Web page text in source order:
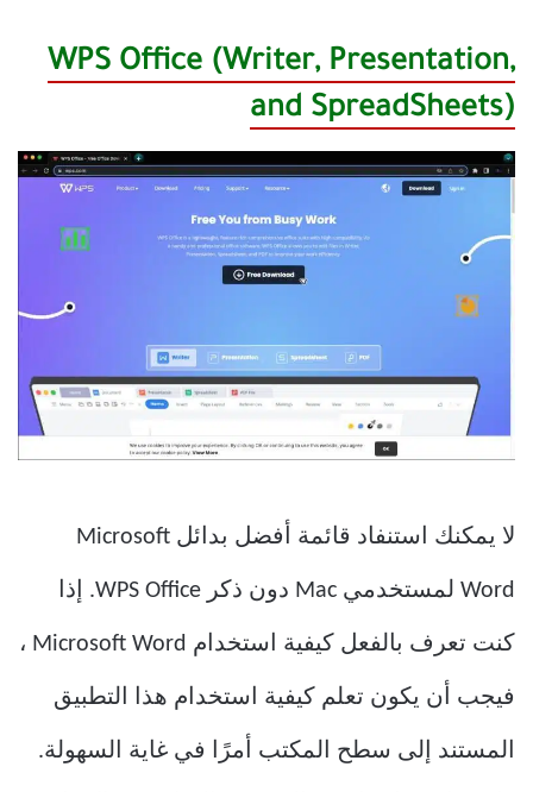
WPS Office (Writer, Presentation,
and SpreadSheets)
لا يمكنك استنفاد قائمة أفضل بدائل Microsoft
Word لمستخدمي Mac دون ذكر WPS Office. إذا
كنت تعرف بالفعل كيفية استخدام Microsoft Word ،
فيجب أن يكون تعلم كيفية استخدام هذا التطبيق
المستند إلى سطح المكتب أمرًا في غاية السهولة.